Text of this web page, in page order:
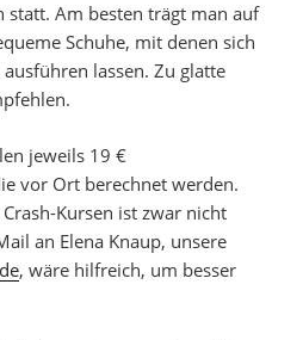
statt. Am besten trägt man auf
Schuhe, mit denen sich
lassen. Zu glatte
jeweils 19 €
vor Ort berechnet werden.
Kursen ist zwar nicht
an Elena Knaup, unsere
, wäre hilfreich, um besser